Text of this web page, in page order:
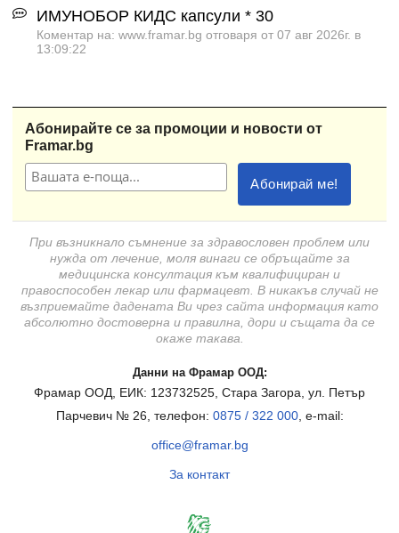
ИМУНОБОР КИДС капсули * 30
Коментар на: www.framar.bg отговаря от 07 авг 2026г. в
13:09:22
Абонирайте се за промоции и новости от
Framar.bg
При възникнало съмнение за здравословен проблем или
нужда от лечение, моля винаги се обръщайте за
медицинска консултация към квалифициран и
правоспособен лекар или фармацевт. В никакъв случай не
възприемайте дадената Ви чрез сайта информация като
абсолютно достоверна и правилна, дори и същата да се
окаже такава.
Данни на Фрамар ООД:
Фрамар ООД, ЕИК: 123732525, Стара Загора, ул. Петър
Парчевич № 26, телефон: 0875 / 322 000, e-mail:
office@framar.bg
За контакт